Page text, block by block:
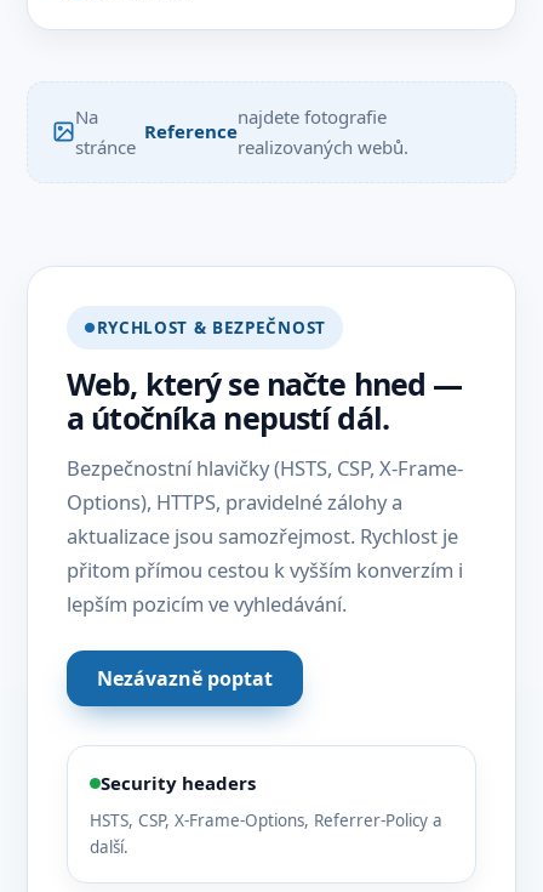
Na
stránce
Reference
najdete fotografie
realizovaných webů.
RYCHLOST & BEZPEČNOST
Web, který se načte hned —
a útočníka nepustí dál.
Bezpečnostní hlavičky (HSTS, CSP, X-Frame-
Options), HTTPS, pravidelné zálohy a
aktualizace jsou samozřejmost. Rychlost je
přitom přímou cestou k vyšším konverzím i
lepším pozicím ve vyhledávání.
Nezávazně poptat
Security headers
HSTS, CSP, X-Frame-Options, Referrer-Policy a
další.